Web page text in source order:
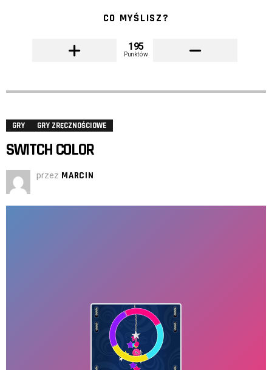
CO MYŚLISZ?
195
Punktów
GRY GRY ZRĘCZNOŚCIOWE
SWITCH COLOR
przez MARCIN